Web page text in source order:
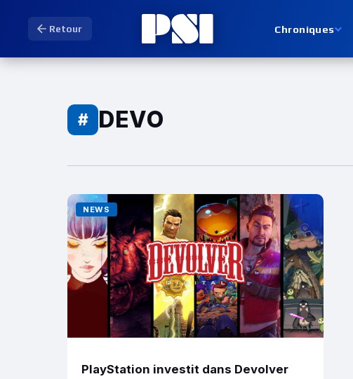
Retour Chroniques
# DEVO
NEWS
PlayStation investit dans Devolver